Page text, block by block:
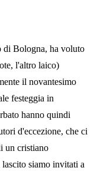
di Bologna, ha voluto
l'altro laico)
il novantesimo
festeggia in
hanno quindi
d'eccezione, che ci
un cristiano
siamo invitati a